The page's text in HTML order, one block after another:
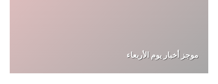
موجز أخبار يوم الأربعاء